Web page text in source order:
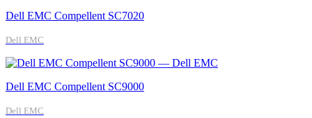
Dell EMC Compellent SC7020
Dell EMC
Dell EMC Compellent SC9000
Dell EMC